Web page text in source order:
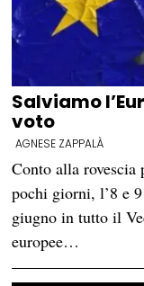
Salviamo
voto
AGNESE ZAPPALÀ
Conto alla rovescia
pochi giorni, l’8 e
giugno in tutto il
europee…